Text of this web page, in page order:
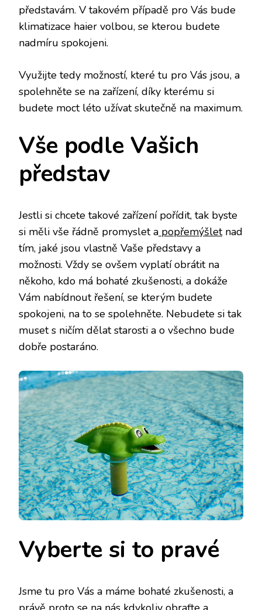
představám. V takovém případě pro Vás bude
klimatizace haier volbou, se kterou budete
nadmíru spokojeni.
Využijte tedy možností, které tu pro Vás jsou, a
spolehněte se na zařízení, díky kterému si
budete moct léto užívat skutečně na maximum.
Vše podle Vašich
představ
Jestli si chcete takové zařízení pořídit, tak byste
si měli vše řádně promyslet a popřemýšletnad
tím, jaké jsou vlastně Vaše představy a
možnosti. Vždy se ovšem vyplatí obrátit na
někoho, kdo má bohaté zkušenosti, a dokáže
Vám nabídnout řešení, se kterým budete
spokojeni, na to se spolehněte. Nebudete si tak
muset s ničím dělat starosti a o všechno bude
dobře postaráno.
Vyberte si to pravé
Jsme tu pro Vás a máme bohaté zkušenosti, a